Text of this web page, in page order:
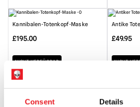
Consent Details
Kannibalen-Totenkopf-Maske
£195.00
NICHT VERFÜGBAR
PRODUKT ANSEHEN
Antike
£49.95
NICHT